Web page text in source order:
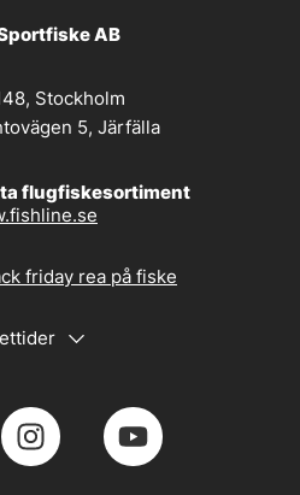
AB
Stockholm
5, Järfälla
flugfiskesortiment
friday rea på fiske